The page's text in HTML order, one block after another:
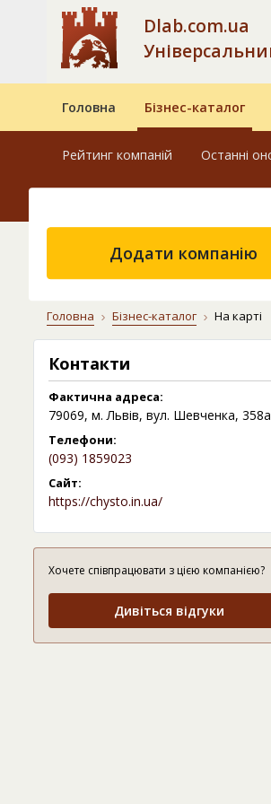
Dlab.com.ua
Головна Бізнес-каталог
Рейтинг компаній Останні
Додати компанію
Головна Бізнес-каталог На карті
Контакти
Фактична адреса:
79069, м. Львів, вул. Шевченка, 358а
Телефони:
(093) 1859023
Сайт:
https://chysto.in.ua/
Хочете співпрацювати з цією компанією?
Дивіться відгуки